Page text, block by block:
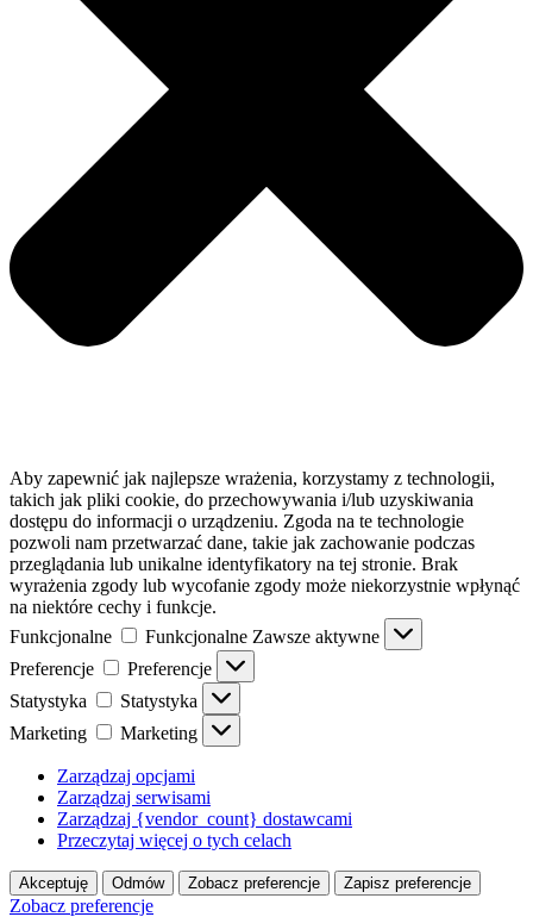
Aby zapewnić jak najlepsze wrażenia, korzystamy z technologii,
takich jak pliki cookie, do przechowywania i/lub uzyskiwania
dostępu do informacji o urządzeniu. Zgoda na te technologie
pozwoli nam przetwarzać dane, takie jak zachowanie podczas
przeglądania lub unikalne identyfikatory na tej stronie. Brak
wyrażenia zgody lub wycofanie zgody może niekorzystnie wpłynąć
na niektóre cechy i funkcje.
Funkcjonalne
Funkcjonalne Zawsze aktywne
Preferencje
Preferencje
Statystyka
Statystyka
Marketing
Marketing
Zarządzaj opcjami
Zarządzaj serwisami
Zarządzaj {vendor_count} dostawcami
Przeczytaj więcej o tych celach
Akceptuję Odmów Zobacz preferencje Zapisz preferencje
Zobacz preferencje